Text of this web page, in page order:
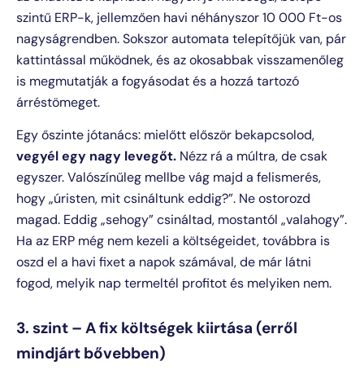
szintű ERP-k, jellemzően havi néhányszor 10 000 Ft-os
nagyságrendben. Sokszor automata telepítőjük van, pár
kattintással működnek, és az okosabbak visszamenőleg
is megmutatják a fogyásodat és a hozzá tartozó
árréstömeget.
Egy őszinte jótanács: mielőtt először bekapcsolod,
vegyél egy nagy levegőt. Nézz rá a múltra, de csak
egyszer. Valószínűleg mellbe vág majd a felismerés,
hogy „úristen, mit csináltunk eddig?”. Ne ostorozd
magad. Eddig „sehogy” csináltad, mostantól „valahogy”.
Ha az ERP még nem kezeli a költségeidet, továbbra is
oszd el a havi fixet a napok számával, de már látni
fogod, melyik nap termeltél profitot és melyiken nem.
3. szint – A fix költségek kiirtása (erről
mindjárt bővebben)